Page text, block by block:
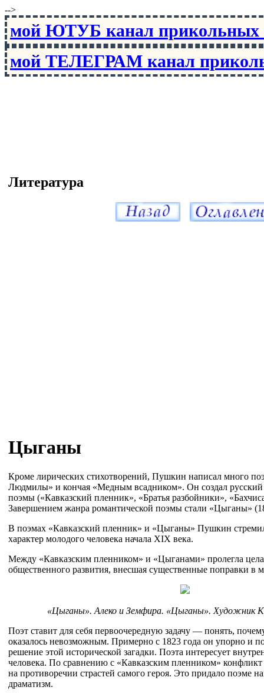
-->
мой ЮТУБ канал
мой ТЕЛЕГРАМ канал
Литература
Цыганы
Кроме лирических стихотворений, Пушкин написал много
Людмилы» и кончая «Медным всадником». Он создал русский
поэмы («Кавказский пленник», «Братья разбойники»,
Завершением жанра романтической поэмы стали «Цыганы»
В поэмах «Кавказский пленник» и «Цыганы» Пушкин
характер молодого человека начала XIX века.
Между «Кавказским пленником» и «Цыганами» пролегла
общественного развития, внесшая существенные поправки в
«Цыганы». Алеко и Земфира. «Цыганы». Художник
Поэт ставит для себя первоочередную задачу — понять,
оказалось невозможным. Примерно с 1823 года он упорно и
решение этой исторической загадки. Поэта интересует
человека. По сравнению с «Кавказским пленником»
на противоречии страстей самого героя. Это придало поэме
драматизм.